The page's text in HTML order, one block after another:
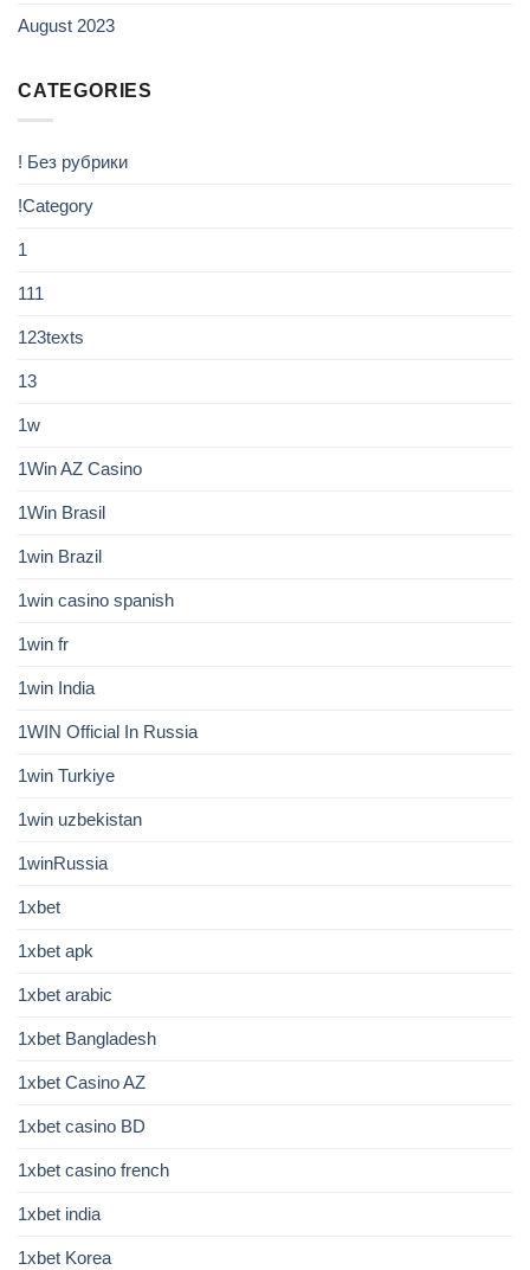
August 2023
CATEGORIES
! Без рубрики
!Category
1
111
123texts
13
1w
1Win AZ Casino
1Win Brasil
1win Brazil
1win casino spanish
1win fr
1win India
1WIN Official In Russia
1win Turkiye
1win uzbekistan
1winRussia
1xbet
1xbet apk
1xbet arabic
1xbet Bangladesh
1xbet Casino AZ
1xbet casino BD
1xbet casino french
1xbet india
1xbet Korea